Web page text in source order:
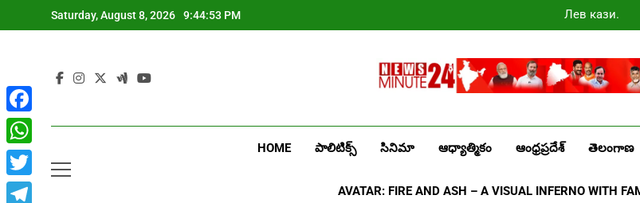
to
Saturday, August 8, 2026 9:44:53 PM
Лев казино
промокоды
Newsminute24
HOME పాలిటిక్స్ సినిమా ఆధ్యాత్మికం ఆంధ్రప్రదేశ్ తెలంగాణ
AVATAR: FIRE AND ASH – A VISUAL INFERNO WITH
Facebook
WhatsApp
Twitter